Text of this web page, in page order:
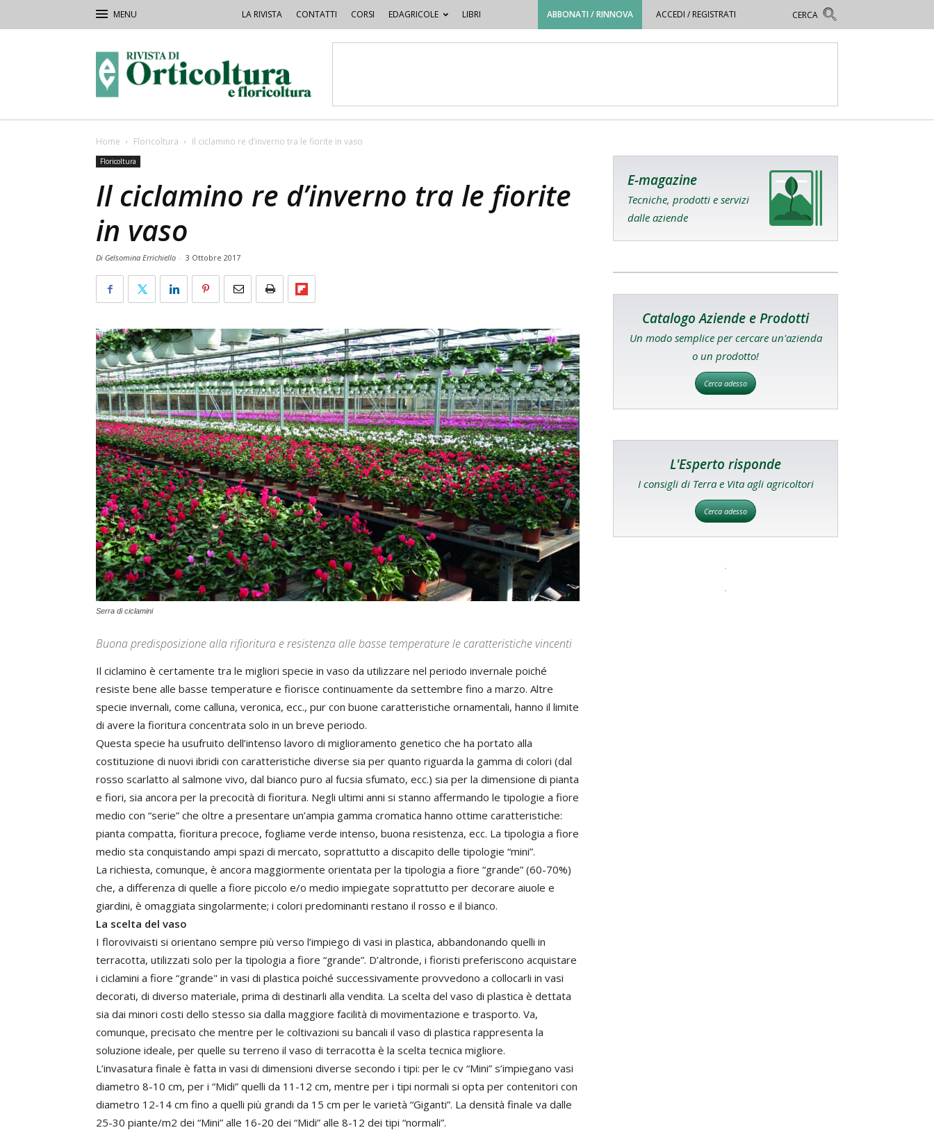
LA RIVISTA CONTATTI CORSI EDAGRICOLE LIBRI ABBONATI / RINNOVA ACCEDI / REGISTRATI
Orticoltura
Home Floricoltura Il ciclamino re d’inverno tra le fiorite in vaso
Floricoltura
Il ciclamino re d’inverno tra le fiorite
in vaso
Di Gelsomina Errichiello - 3 Ottobre 2017
Serra di ciclamini
Buona predisposizione alla rifioritura e resistenza alle basse temperature le caratteristiche vincenti
Il ciclamino è certamente tra le migliori specie in vaso da utilizzare nel periodo invernale poiché
resiste bene alle basse temperature e fiorisce continuamente da settembre fino a marzo. Altre
specie invernali, come calluna, veronica, ecc., pur con buone caratteristiche ornamentali, hanno il limite
di avere la fioritura concentrata solo in un breve periodo.
Questa specie ha usufruito dell’intenso lavoro di miglioramento genetico che ha portato alla
costituzione di nuovi ibridi con caratteristiche diverse sia per quanto riguarda la gamma di colori (dal
rosso scarlatto al salmone vivo, dal bianco puro al fucsia sfumato, ecc.) sia per la dimensione di pianta
e fiori, sia ancora per la precocità di fioritura. Negli ultimi anni si stanno affermando le tipologie a fiore
medio con “serie” che oltre a presentare un’ampia gamma cromatica hanno ottime caratteristiche:
pianta compatta, fioritura precoce, fogliame verde intenso, buona resistenza, ecc. La tipologia a fiore
medio sta conquistando ampi spazi di mercato, soprattutto a discapito delle tipologie “mini”.
La richiesta, comunque, è ancora maggiormente orientata per la tipologia a fiore “grande” (60-70%)
che, a differenza di quelle a fiore piccolo e/o medio impiegate soprattutto per decorare aiuole e
giardini, è omaggiata singolarmente; i colori predominanti restano il rosso e il bianco.
La scelta del vaso
I florovivaisti si orientano sempre più verso l’impiego di vasi in plastica, abbandonando quelli in
terracotta, utilizzati solo per la tipologia a fiore “grande”. D’altronde, i fioristi preferiscono acquistare
i ciclamini a fiore “grande" in vasi di plastica poiché successivamente provvedono a collocarli in vasi
decorati, di diverso materiale, prima di destinarli alla vendita. La scelta del vaso di plastica è dettata
sia dai minori costi dello stesso sia dalla maggiore facilità di movimentazione e trasporto. Va,
comunque, precisato che mentre per le coltivazioni su bancali il vaso di plastica rappresenta la
soluzione ideale, per quelle su terreno il vaso di terracotta è la scelta tecnica migliore.
L’invasatura finale è fatta in vasi di dimensioni diverse secondo i tipi: per le cv “Mini” s’impiegano vasi
diametro 8-10 cm, per i “Midi” quelli da 11-12 cm, mentre per i tipi normali si opta per contenitori con
diametro 12-14 cm fino a quelli più grandi da 15 cm per le varietà “Giganti”. La densità finale va dalle
25-30 piante/m2 dei “Mini” alle 16-20 dei “Midi” alle 8-12 dei tipi “normali”.
E-magazine
Tecniche, prodotti e servizi
dalle aziende
Catalogo Aziende e Prodotti
Un modo semplice per cercare un'azienda
o un prodotto!
Cerca adesso
L'Esperto risponde
I consigli di Terra e Vita agli agricoltori
Cerca adesso